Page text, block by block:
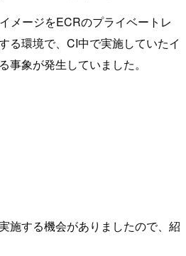
メージをECRのプライベートレ
る環境で、CI中で実施していたイ
事象が発生していました。
施する機会がありましたので、紹